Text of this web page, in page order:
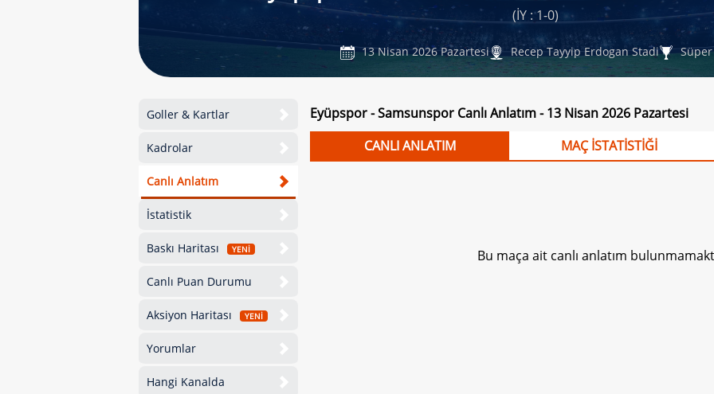
(İY : 1-0)
13 Nisan 2026 Pazartesi Recep Tayyip Erdogan Stadi Süper
Goller & Kartlar
Kadrolar
Canlı Anlatım
İstatistik
Baskı Haritası YENİ
Canlı Puan Durumu
Aksiyon Haritası YENİ
Yorumlar
Hangi Kanalda
Eyüpspor - Samsunspor Canlı Anlatım - 13 Nisan 2026 Pazartesi
CANLI ANLATIM
MAÇ İSTATİSTİĞİ
Bu maça ait canlı anlatım